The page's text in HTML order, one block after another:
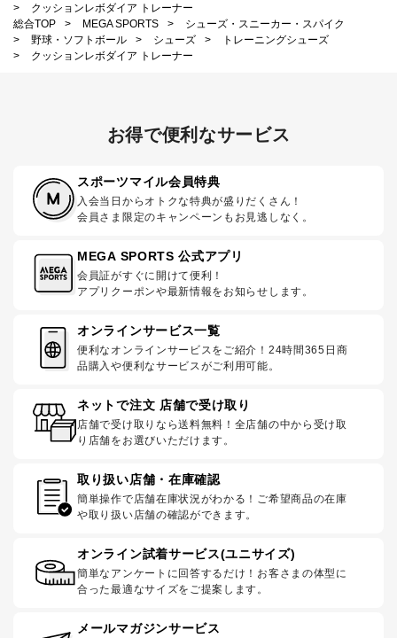
>
クッションレボダイア トレーナー
総合TOP
> MEGA SPORTS >
シューズ・スニーカー・スパイク
>
野球・ソフトボール > シューズ >
トレーニングシューズ
>
クッションレボダイア トレーナー
お得で便利なサービス
スポーツマイル会員特典
入会当日からオトクな特典が盛りだくさん！
会員さま限定のキャンペーンもお見逃しなく。
MEGA SPORTS 公式アプリ
会員証がすぐに開けて便利！
アプリクーポンや最新情報をお知らせします。
オンラインサービス一覧
便利なオンラインサービスをご紹介！24時間365日商
品購入や便利なサービスがご利用可能。
ネットで注文 店舗で受け取り
店舗で受け取りなら送料無料！全店舗の中から受け取
り店舗をお選びいただけます。
取り扱い店舗・在庫確認
簡単操作で店舗在庫状況がわかる！ご希望商品の在庫
や取り扱い店舗の確認ができます。
オンライン試着サービス(ユニサイズ)
簡単なアンケートに回答するだけ！お客さまの体型に
合った最適なサイズをご提案します。
メールマガジンサービス